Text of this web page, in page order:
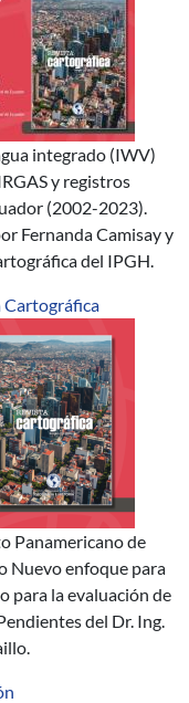
integrado (IWV)
y registros
(2002-2023).
Fernanda Camisay y
del IPGH.
Panamericano de
Nuevo enfoque para
para la evaluación de
del Dr. Ing.